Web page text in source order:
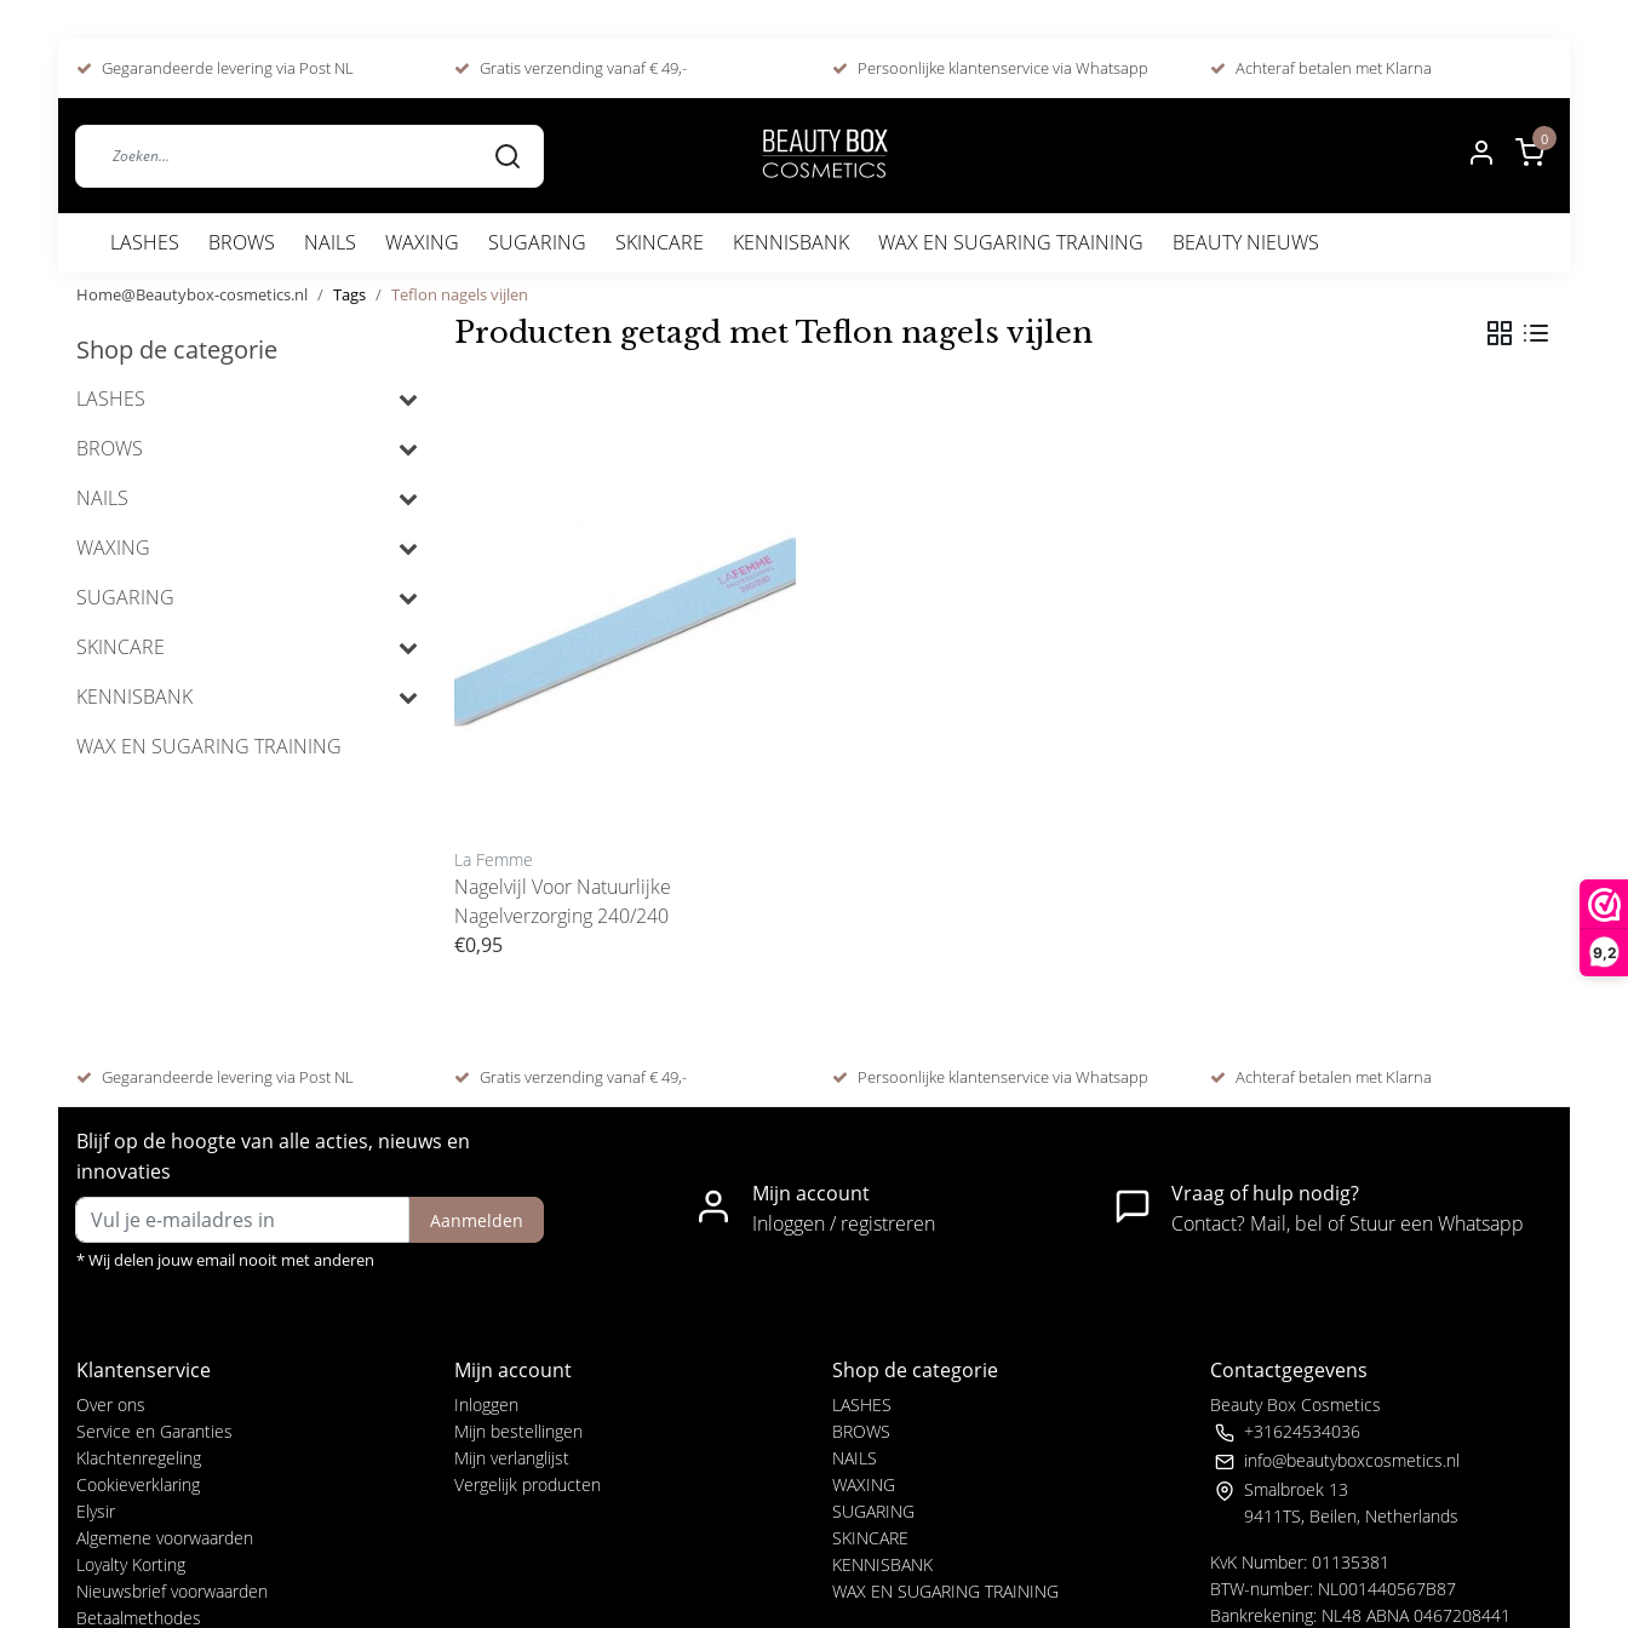
9,2
Gegarandeerde levering via Post NL Gratis verzending vanaf € 49,- Persoonlijke klantenservice via Whatsapp Achteraf betalen met Klarna
0
LASHES BROWS NAILS WAXING SUGARING SKINCARE KENNISBANK WAX EN SUGARING TRAINING BEAUTY NIEUWS
Home@Beautybox-cosmetics.nl Tags Teflon nagels vijlen
Shop de categorie
LASHES
BROWS
NAILS
WAXING
SUGARING
SKINCARE
KENNISBANK
WAX EN SUGARING TRAINING
Producten getagd met Teflon nagels vijlen
La Femme
Nagelvijl Voor Natuurlijke
Nagelverzorging 240/240
€0,95
Gegarandeerde levering via Post NL Gratis verzending vanaf € 49,- Persoonlijke klantenservice via Whatsapp Achteraf betalen met Klarna
Blijf op de hoogte van alle acties, nieuws en
innovaties
Aanmelden
* Wij delen jouw email nooit met anderen
Mijn account
Inloggen / registreren
Vraag of hulp nodig?
Contact? Mail, bel of Stuur een Whatsapp
Klantenservice
Over ons
Service en Garanties
Klachtenregeling
Cookieverklaring
Elysir
Algemene voorwaarden
Loyalty Korting
Nieuwsbrief voorwaarden
Betaalmethodes
Mijn account
Inloggen
Mijn bestellingen
Mijn verlanglijst
Vergelijk producten
Shop de categorie
LASHES
BROWS
NAILS
WAXING
SUGARING
SKINCARE
KENNISBANK
WAX EN SUGARING TRAINING
Contactgegevens
Beauty Box Cosmetics
+31624534036
info@beautyboxcosmetics.nl
Smalbroek 13
9411TS, Beilen, Netherlands
KvK Number: 01135381
BTW-number: NL001440567B87
Bankrekening: NL48 ABNA 0467208441